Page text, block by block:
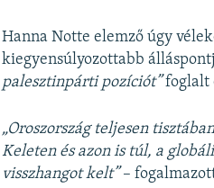
Hanna Notte elemző úgy
kiegyensúlyozottabb
palesztinpárti pozíciót”foglalt
„Oroszország teljesen
Keleten és azon is túl, a
visszhangot kelt”–